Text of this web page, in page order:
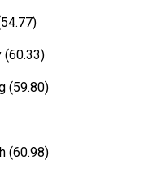
(60.33)
(59.80)
(60.98)